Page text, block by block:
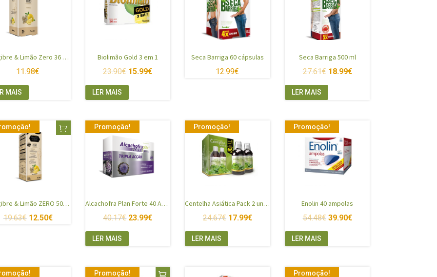
Gengibre & Limão Zero 36 Cápsulas
11.98€
MAIS
Biolimão Gold 3 em 1
23.90€ 15.99€
LER MAIS
Seca Barriga 60 cápsulas
12.99€
Seca Barriga 500 ml
27.61€ 18.99€
LER MAIS
Gengibre & Limão ZERO 500ml
19.63€ 12.50€
Promoção!
Alcachofra Plan Forte 40 Ampolas
40.17€ 23.99€
LER MAIS
Promoção!
Centelha Asiática Pack 2 unidades
24.67€ 17.99€
LER MAIS
Promoção!
Enolin 40 ampolas
54.48€ 39.90€
LER MAIS
Promoção! Promoção!